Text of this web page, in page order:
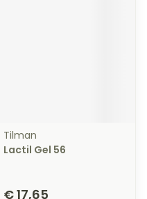
Tilman
Lactil Gel 56
€ 17,65